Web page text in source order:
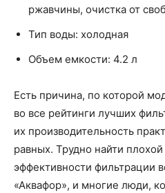
ржавчины, очистка от
Тип воды: холодная
Объем емкости: 4.2 л
Есть причина, по которой
во все рейтинги лучших
их производительность
равных. Трудно найти
эффективности фильтрации
«Аквафор», и многие люди,